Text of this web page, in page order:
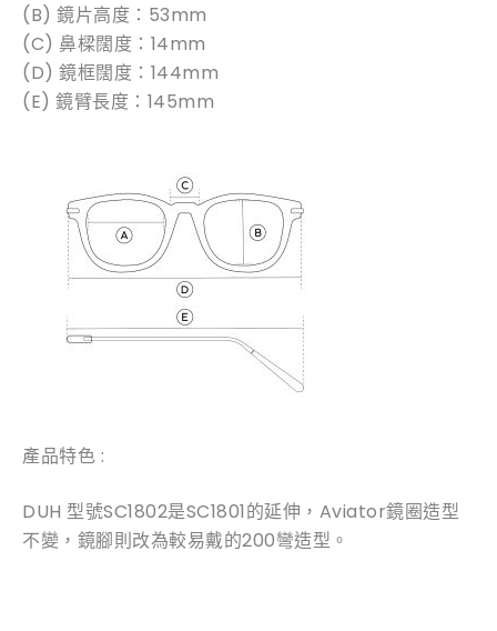
(B) 鏡片高度：53mm
(C) 鼻樑闊度：14mm
(D) 鏡框闊度：144mm
(E) 鏡臂長度：145mm
產品特色 :
DUH 型號SC1802是SC1801的延伸，Aviator鏡圈造型
不變，鏡腳則改為較易戴的200彎造型。